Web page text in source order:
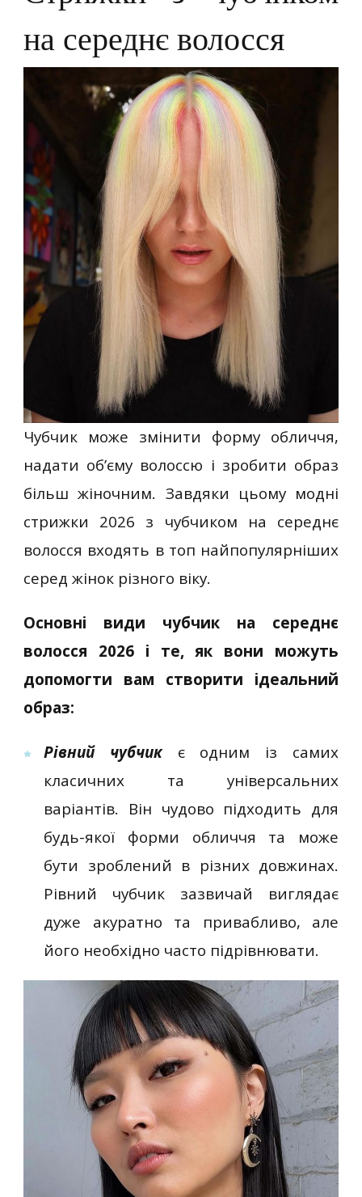
на середнє волосся
Чубчик може змінити форму обличчя,
надати об’єму волоссю і зробити образ
більш жіночним. Завдяки цьому модні
стрижки 2026 з чубчиком на середнє
волосся входять в топ найпопулярніших
серед жінок різного віку.
Основні види чубчик на середнє
волосся 2026 і те, як вони можуть
допомогти вам створити ідеальний
образ:
Рівний чубчикє одним із самих
класичних та універсальних
варіантів. Він чудово підходить для
будь-якої форми обличчя та може
бути зроблений в різних довжинах.
Рівний чубчик зазвичай виглядає
дуже акуратно та привабливо, але
його необхідно часто підрівнювати.